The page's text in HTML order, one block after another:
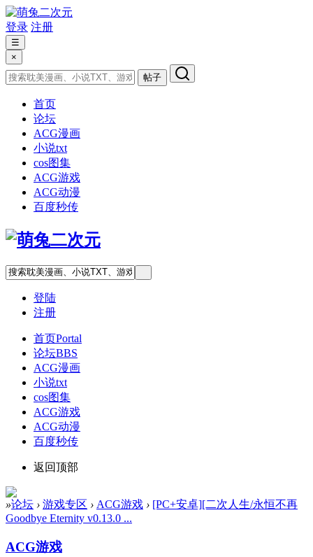
登录 注册
☰
×
帖子
首页
论坛
ACG漫画
小说txt
cos图集
ACG游戏
ACG动漫
百度秒传
登陆
注册
首页Portal
论坛BBS
ACG漫画
小说txt
cos图集
ACG游戏
ACG动漫
百度秒传
返回顶部
»论坛 › 游戏专区 › ACG游戏 › [PC+安卓][二次人生/永恒不再
Goodbye Eternity v0.13.0 ...
ACG游戏